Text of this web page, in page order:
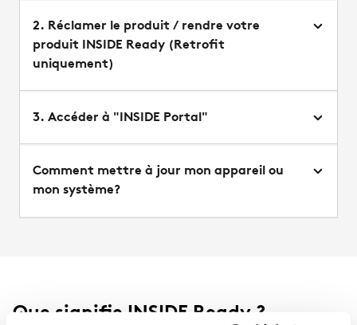
2. Réclamer le produit / rendre votre
produit INSIDE Ready (Retrofit
uniquement)
3. Accéder à "INSIDE Portal"
Comment mettre à jour mon appareil ou
mon système?
Que signifie INSIDE Ready ?